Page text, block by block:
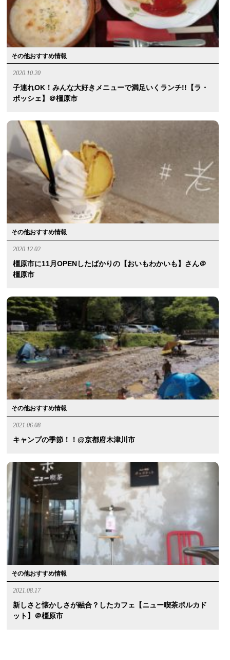
その他おすすめ情報
2020.10.20
子連れOK！みんな大好きメニューで満足いくランチ!!【ラ・
ポッシェ】＠橿原市
その他おすすめ情報
2020.12.02
橿原市に11月OPENしたばかりの【おいもわかいも】さん＠
橿原市
その他おすすめ情報
2021.06.08
キャンプの季節！！@京都府木津川市
その他おすすめ情報
2021.08.17
新しさと懐かしさが融合？したカフェ【ニュー喫茶ポルカド
ット】＠橿原市